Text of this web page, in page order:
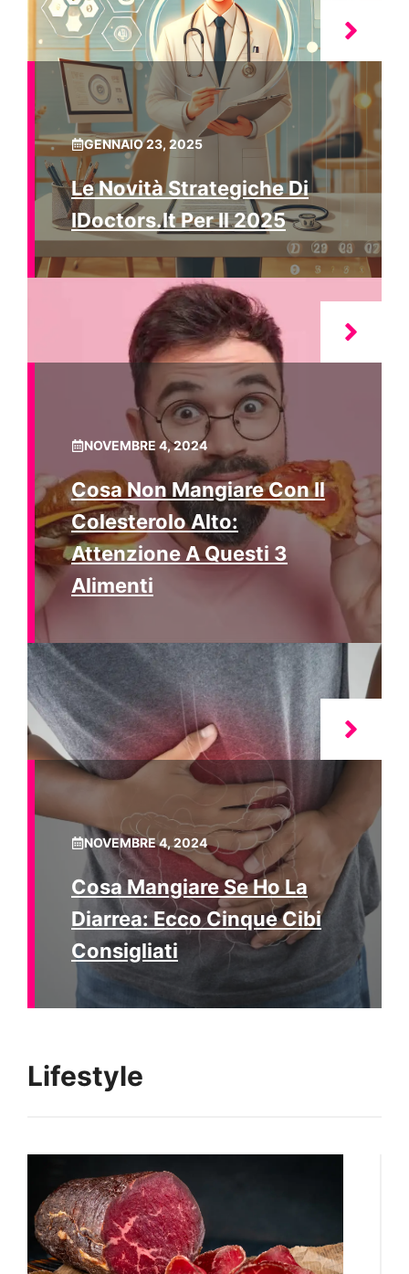
GENNAIO 23, 2025
Le Novità Strategiche Di
IDoctors.it Per Il 2025
NOVEMBRE 4, 2024
Cosa Non Mangiare Con Il
Colesterolo Alto:
Attenzione A Questi 3
Alimenti
NOVEMBRE 4, 2024
Cosa Mangiare Se Ho La
Diarrea: Ecco Cinque Cibi
Consigliati
Lifestyle